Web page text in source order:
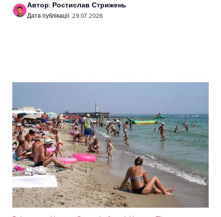
Автор: Ростислав Стрижень
Дата публікації: 29.07.2026